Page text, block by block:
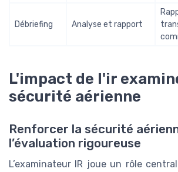
Débriefing Analyse et rapport
L'impact de l'ir
sécurité aérienne
Renforcer la sécurité
l’évaluation rigoureuse
L’examinateur IR joue un rôle